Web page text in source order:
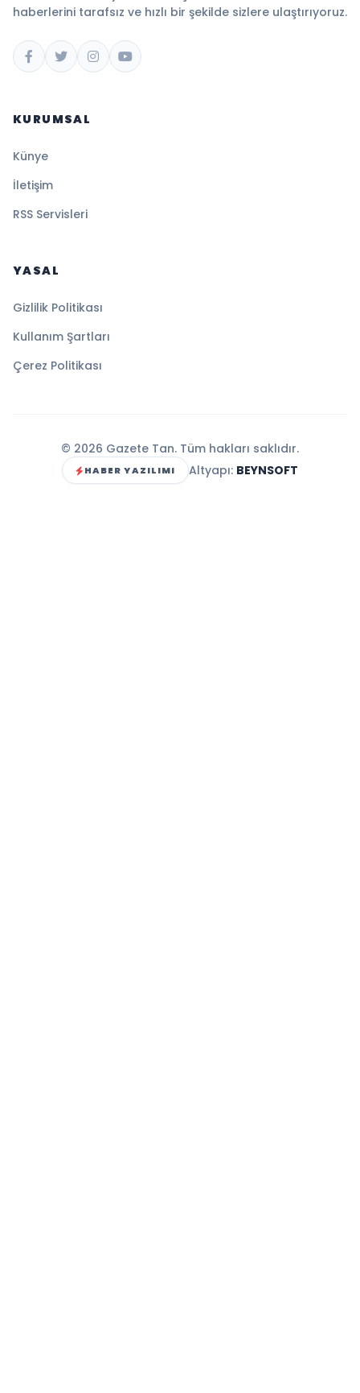
haberlerini tarafsız ve hızlı bir şekilde sizlere ulaştırıyoruz.
KURUMSAL
Künye
İletişim
RSS Servisleri
YASAL
Gizlilik Politikası
Kullanım Şartları
Çerez Politikası
© 2026 Gazete Tan. Tüm hakları saklıdır.
HABER YAZILIMI Altyapı: BEYNSOFT